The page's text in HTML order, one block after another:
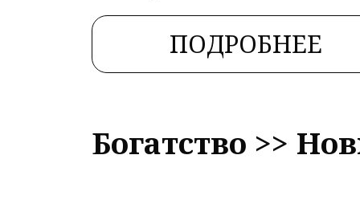
ПОДРОБНЕЕ
Богатство >>